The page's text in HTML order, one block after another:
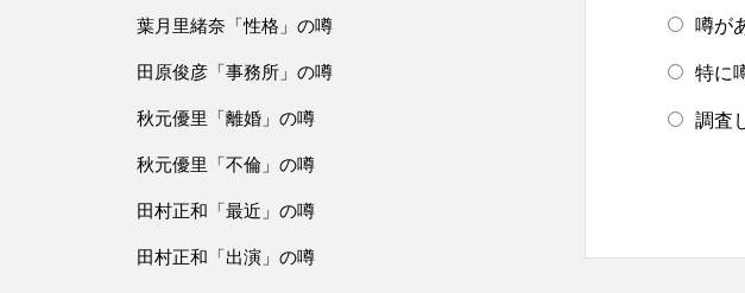
噂が
特に
調査
葉月里緒奈「性格」の噂
田原俊彦「事務所」の噂
秋元優里「離婚」の噂
秋元優里「不倫」の噂
田村正和「最近」の噂
田村正和「出演」の噂